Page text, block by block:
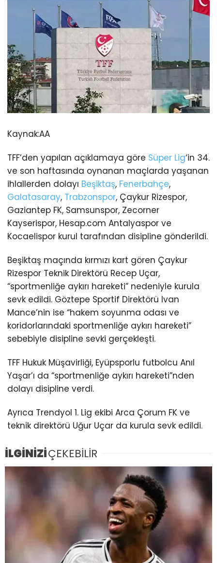
Kaynak:AA
TFF’den yapılan açıklamaya göre Süper Lig‘in 34.
ve son haftasında oynanan maçlarda yaşanan
ihlallerden dolayı Beşiktaş, Fenerbahçe,
Galatasaray, Trabzonspor, Çaykur Rizespor,
Gaziantep FK, Samsunspor, Zecorner
Kayserispor, Hesap.com Antalyaspor ve
Kocaelispor kurul tarafından disipline gönderildi.
Beşiktaş maçında kırmızı kart gören Çaykur
Rizespor Teknik Direktörü Recep Uçar,
“sportmenliğe aykırı hareketi” nedeniyle kurula
sevk edildi. Göztepe Sportif Direktörü Ivan
Mance’nin ise “hakem soyunma odası ve
koridorlarındaki sportmenliğe aykırı hareketi”
sebebiyle disipline sevki gerçekleşti.
TFF Hukuk Müşavirliği, Eyüpsporlu futbolcu Anıl
Yaşar’ı da “sportmenliğe aykırı hareketi”nden
dolayı disipline verdi.
Ayrıca Trendyol 1. Lig ekibi Arca Çorum FK ve
teknik direktörü Uğur Uçar da kurula sevk edildi.
İLGİNİZİÇEKEBİLİR